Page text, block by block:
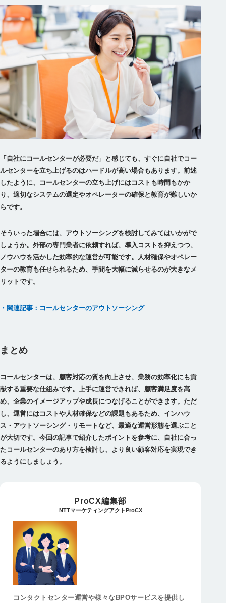
「自社にコールセンターが必要だ」と感じても、すぐに自社でコー
ルセンターを立ち上げるのはハードルが高い場合もあります。前述
したように、コールセンターの立ち上げにはコストも時間もかか
り、適切なシステムの選定やオペレーターの確保と教育が難しいか
らです。
そういった場合には、アウトソーシングを検討してみてはいかがで
しょうか。 外部の専門業者に依頼すれば、導入コストを抑えつつ、
ノウハウを活かした効率的な運営が可能です。人材確保やオペレー
ターの教育も任せられるため、手間を大幅に減らせるのが大きなメ
リットです。
・関連記事：コールセンターのアウトソーシング
まとめ
コールセンターは、顧客対応の質を向上させ、業務の効率化にも貢
献する重要な仕組みです。上手に運営できれば、顧客満足度を高
め、企業のイメージアップや成長につなげることができます。ただ
し、運営にはコストや人材確保などの課題もあるため、インハウ
ス・アウトソーシング・リモートなど、最適な運営形態を選ぶこと
が大切です。今回の記事で紹介したポイントを参考に、自社に合っ
たコールセンターのあり方を検討し、より良い顧客対応を実現でき
るようにしましょう。
ProCX編集部
NTTマーケティングアクトProCX
コンタクトセンター運営や様々なBPOサービスを提供し